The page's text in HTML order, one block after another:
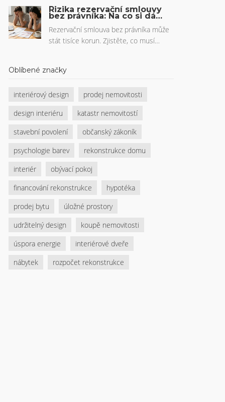
přesvědčí kupce, a proč investice do
cenu o až 7 %.
Rizika rezervační smlouvy
bez právníka: Na co si dát
pozor v českém realitním
trhu
Rezervační smlouva bez právníka může
stát tisíce korun. Zjistěte, co musí
transakcí bez realitky končí sporami.
Oblíbené značky
interiérový design
prodej nemovitosti
design interiéru
katastr nemovitostí
stavební povolení
občanský zákoník
psychologie barev
rekonstrukce domu
interiér
obývací pokoj
financování rekonstrukce
hypotéka
prodej bytu
úložné prostory
udržitelný design
koupě nemovitosti
úspora energie
interiérové dveře
nábytek
rozpočet rekonstrukce